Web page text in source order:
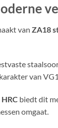
van ZA18
van
biedt dit
omgaat.